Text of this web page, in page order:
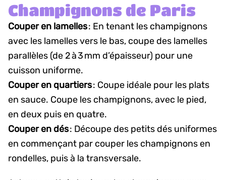
Champignons de Paris
Couper en lamelles: En tenant les champignons
avec les lamelles vers le bas, coupe des lamelles
parallèles (de 2 à 3 mm d’épaisseur) pour une
cuisson uniforme.
Couper en quartiers: Coupe idéale pour les plats
en sauce. Coupe les champignons, avec le pied,
en deux puis en quatre.
Couper en dés: Découpe des petits dés uniformes
en commençant par couper les champignons en
rondelles, puis à la transversale.